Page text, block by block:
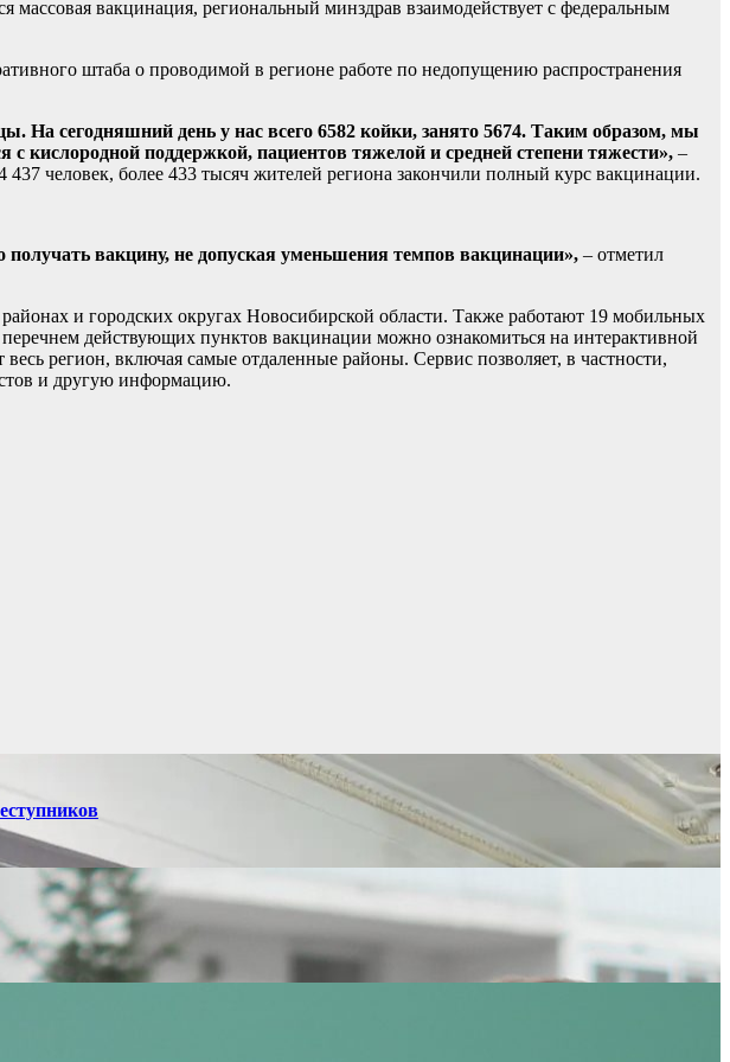
массовая вакцинация, региональный минздрав взаимодействует с федеральным
штаба о проводимой в регионе работе по недопущению распространения
На сегодняшний день у нас всего 6582 койки, занято 5674. Таким образом, мы
с кислородной поддержкой, пациентов тяжелой и средней степени тяжести», –
человек, более 433 тысяч жителей региона закончили полный курс вакцинации.
вакцину, не допуская уменьшения темпов вакцинации», – отметил
и городских округах Новосибирской области. Также работают 19 мобильных
действующих пунктов вакцинации можно ознакомиться на интерактивной
весь регион, включая самые отдаленные районы. Сервис позволяет, в частности,
и другую информацию.